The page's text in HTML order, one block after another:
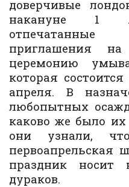
доверчивые
накануне 1
приглашения на
церемонию
которая
апреля. В
любопытных
каково же было их
они узнали,
первоапрельская
праздник носит
дураков.